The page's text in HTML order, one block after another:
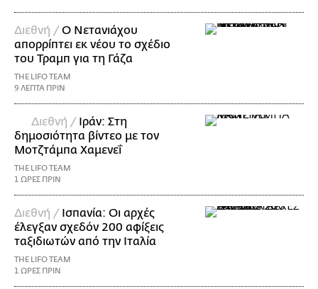
Διεθνή /Ο Νετανιάχου
απορρίπτει εκ νέου το σχέδιο
του Τραμπ για τη Γάζα
THE LIFO TEAM
9 ΛΕΠΤΑ ΠΡΙΝ
Διεθνή / Ιράν: Στη
δημοσιότητα βίντεο με τον
Μοτζτάμπα Χαμενεΐ
THE LIFO TEAM
1 ΩΡΕΣ ΠΡΙΝ
Διεθνή / Ισπανία: Οι αρχές
έλεγξαν σχεδόν 200 αφίξεις
ταξιδιωτών από την Ιταλία
THE LIFO TEAM
1 ΩΡΕΣ ΠΡΙΝ